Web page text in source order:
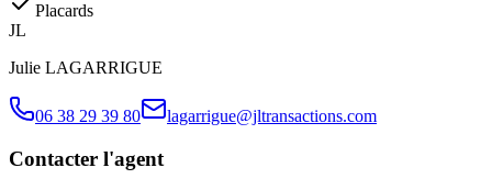
Placards
JL
Julie LAGARRIGUE
06 38 29 39 80 lagarrigue@jltransactions.com
Contacter l'agent